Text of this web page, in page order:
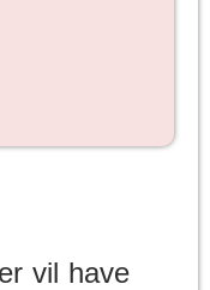
vil have